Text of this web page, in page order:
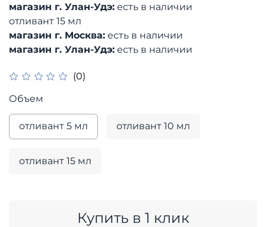
(0)
Купить в 1 клик
Объем
отливант 5 мл отливант 10 мл
отливант 15 мл
магазин г. Улан-Удэ: есть в наличии
отливант 15 мл
магазин г. Москва: есть в наличии
магазин г. Улан-Удэ: есть в наличии